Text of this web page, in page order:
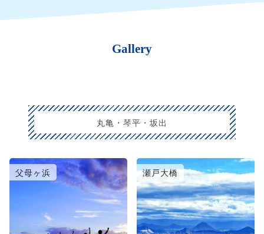
Gallery
丸亀・琴平・坂出
父母ヶ浜 瀬戸大橋